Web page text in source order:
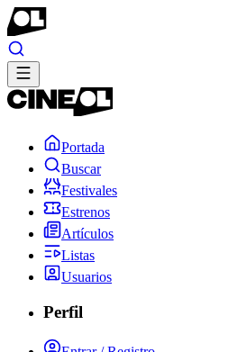
Portada
Buscar
Festivales
Estrenos
Artículos
Listas
Usuarios
Perfil